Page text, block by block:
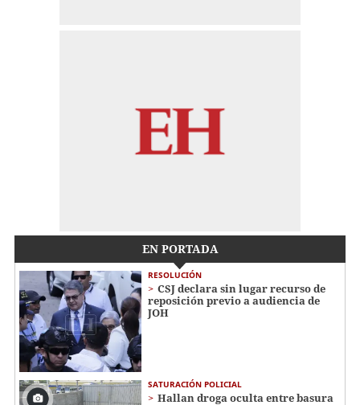
EN PORTADA
RESOLUCIÓN
CSJ declara sin lugar recurso de
reposición previo a audiencia de
JOH
SATURACIÓN POLICIAL
Hallan droga oculta entre basura